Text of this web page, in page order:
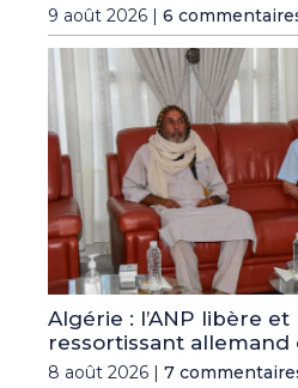
9 août 2026 | 6
Algérie : l’ANP libère
ressortissant allemand
8 août 2026 | 7